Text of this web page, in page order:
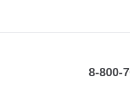
8-800-